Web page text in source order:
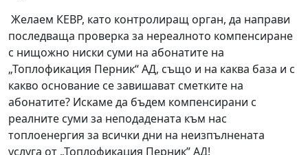
Желаем КЕВР, като контролиращ орган, да направи
последваща проверка за нереалното компенсиране
с нищожно ниски суми на абонатите на
„Топлофикация Перник“ АД, също и на каква база и с
какво основание се завишават сметките на
абонатите? Искаме да бъдем компенсирани с
реалните суми за неподадената към нас
топлоенергия за всички дни на неизпълнената
услуга от „Топлофикация Перник” АД!